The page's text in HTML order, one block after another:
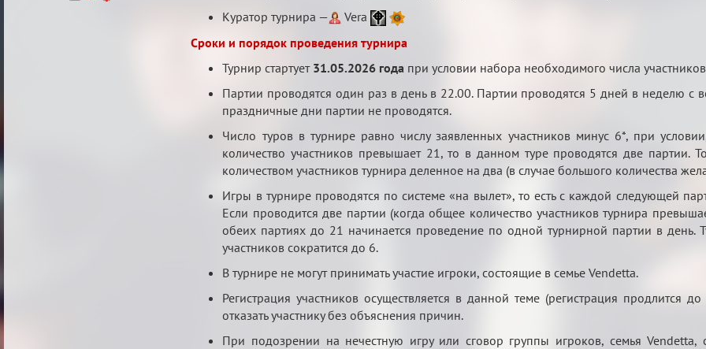
Куратор турнира —
Vera
Сроки и порядок проведения турнира
Турнир стартует 31.05.2026 года при условии набора необходимого числа
Партии проводятся один раз в день в 22.00. Партии проводятся 5 дней в неделю с
праздничные дни партии не проводятся.
Число туров в турнире равно числу заявленных участников минус 6*, при
количество участников превышает 21, то в данном туре проводятся две партии.
количеством участников турнира деленное на два (в случае большого количества
Игры в турнире проводятся по системе «на вылет», то есть с каждой следующей
Если проводится две партии (когда общее количество участников турнира
обеих партиях до 21 начинается проведение по одной турнирной партии в день.
участников сократится до 6.
В турнире не могут принимать участие игроки, состоящие в семье Vendetta.
Регистрация участников осуществляется в данной теме (регистрация
отказать участнику без объяснения причин.
При подозрении на нечестную игру или сговор группы игроков, семья Vendetta,